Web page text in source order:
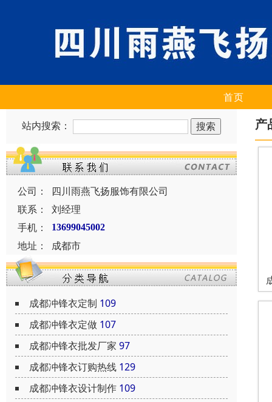
首页
站内搜索：
公司：
四川雨燕飞扬服饰有限公司
联系：
刘经理
手机：
13699045002
地址： 成都市
成都冲锋衣定制 109
成都冲锋衣定做 107
成都冲锋衣批发厂家 97
成都冲锋衣订购热线 129
成都冲锋衣设计制作 109
产